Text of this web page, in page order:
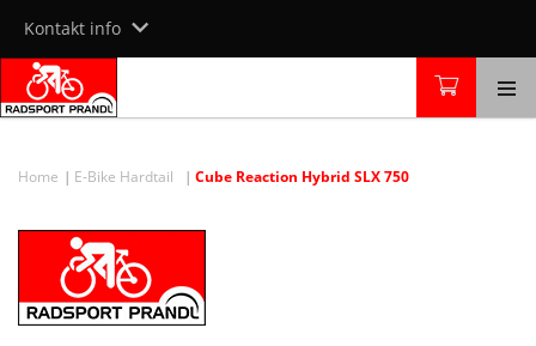
content
Kontakt info
Home E-Bike Hardtail Cube Reaction Hybrid SLX 750